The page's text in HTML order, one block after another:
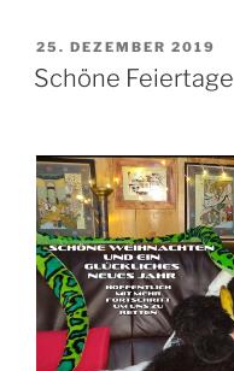
NEUGIERIGE:
Jubiläum
VERÖFFENTLICHT
AM
25. DEZEMBER 2019
Schöne Feiertage